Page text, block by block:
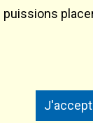
ACCUEIL
A PROPOS